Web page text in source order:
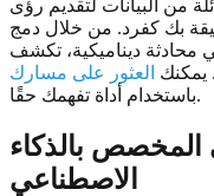
من البيانات لتقديم رؤى
بك كفرد. من خلال دمج
محادثة ديناميكية، تكشف
يمكنك العثور على مسارك
باستخدام أداة تفهمك حقًا.
المخصص بالذكاء
الاصطناعي